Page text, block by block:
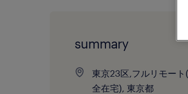
summary
東京23区,フルリモート
全在宅), 東京都